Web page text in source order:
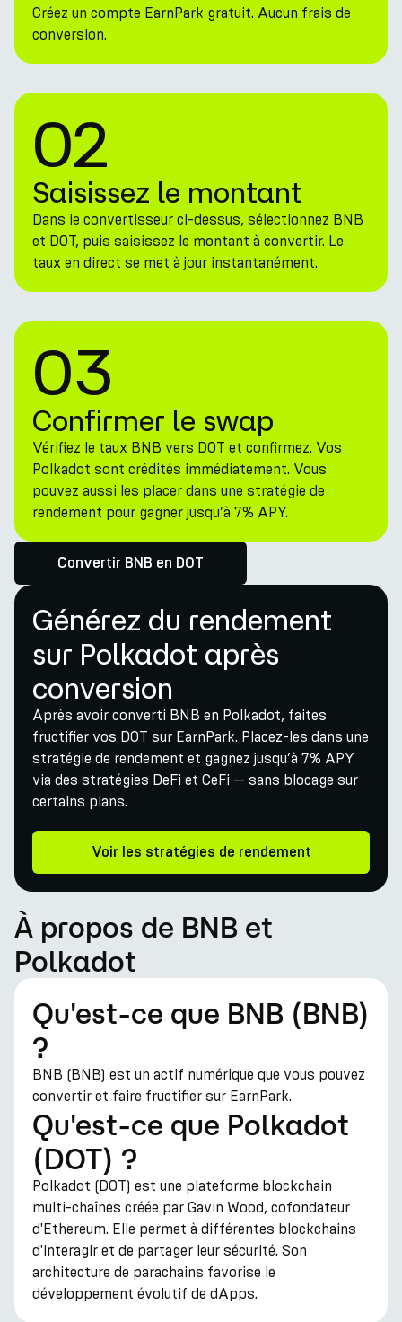
Créez un compte EarnPark gratuit. Aucun frais de
conversion.
02
Saisissez le montant
Dans le convertisseur ci-dessus, sélectionnez BNB
et DOT, puis saisissez le montant à convertir. Le
taux en direct se met à jour instantanément.
03
Confirmer le swap
Vérifiez le taux BNB vers DOT et confirmez. Vos
Polkadot sont crédités immédiatement. Vous
pouvez aussi les placer dans une stratégie de
rendement pour gagner jusqu’à 7% APY.
Convertir BNB en DOT
Générez du rendement
sur Polkadot après
conversion
Après avoir converti BNB en Polkadot, faites
fructifier vos DOT sur EarnPark. Placez-les dans une
stratégie de rendement et gagnez jusqu’à 7% APY
via des stratégies DeFi et CeFi — sans blocage sur
certains plans.
Voir les stratégies de rendement
À propos de BNB et
Polkadot
Qu'est-ce que BNB (BNB)
?
BNB (BNB) est un actif numérique que vous pouvez
convertir et faire fructifier sur EarnPark.
Qu'est-ce que Polkadot
(DOT) ?
Polkadot (DOT) est une plateforme blockchain
multi-chaînes créée par Gavin Wood, cofondateur
d'Ethereum. Elle permet à différentes blockchains
d'interagir et de partager leur sécurité. Son
architecture de parachains favorise le
développement évolutif de dApps.